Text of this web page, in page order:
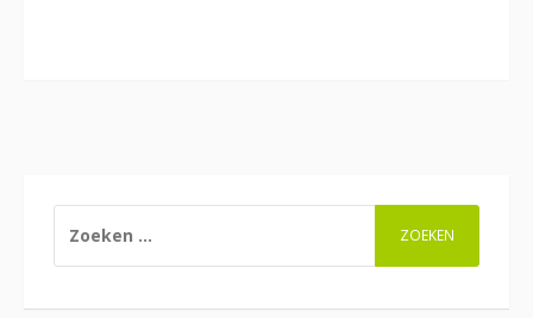
NAAR: